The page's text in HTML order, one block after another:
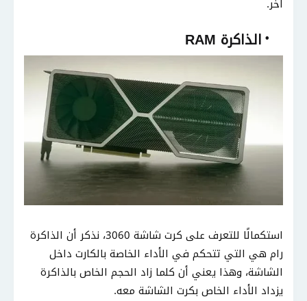
آخر.
الذاكرة RAM
استكمالًا للتعرف على كرت شاشة 3060، نذكر أن الذاكرة
رام هي التي تتحكم في الأداء الخاصة بالكارت داخل
الشاشة، وهذا يعني أن كلما زاد الحجم الخاص بالذاكرة
يزداد الأداء الخاص بكرت الشاشة معه.